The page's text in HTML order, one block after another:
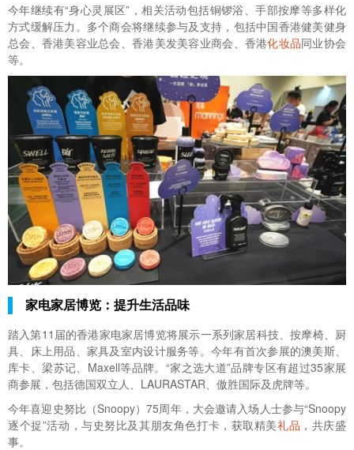
今年继续有“身心灵展区”，相关活动包括铜锣浴、手部按摩等多样化
方式缓解压力。多个商会将继续参与及支持，包括中国香港健美健身
总会、香港美容业总会、香港美发美容业商会、香港化妆品同业协会
等。
家电家居博览：提升生活品味
踏入第11届的香港家电家居博览将展示一系列家居科技、按摩椅、厨
具、床上用品、家具及室内设计服务等。今年有首次参展的澳美斯、
库卡、梁苏记、Maxell等品牌。“家之选大道”品牌专区有超过35家展
商参展，包括德国双立人、LAURASTAR、傲胜国际及虎牌等。
今年喜迎史努比（Snoopy）75周年，大会邀请入场人士参与“Snoopy
逐个捉”活动，与史努比及其朋友角色打卡，获取精美礼品 ，共庆盛
事。